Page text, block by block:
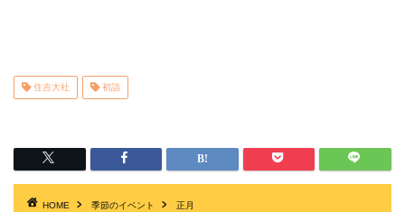
住吉大社 初詣
HOME 季節のイベント
正月